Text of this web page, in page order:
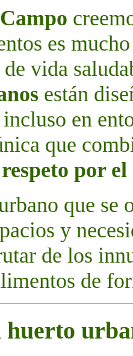
es
vida
están
en
que
por
que se
y
de los
de
huerto